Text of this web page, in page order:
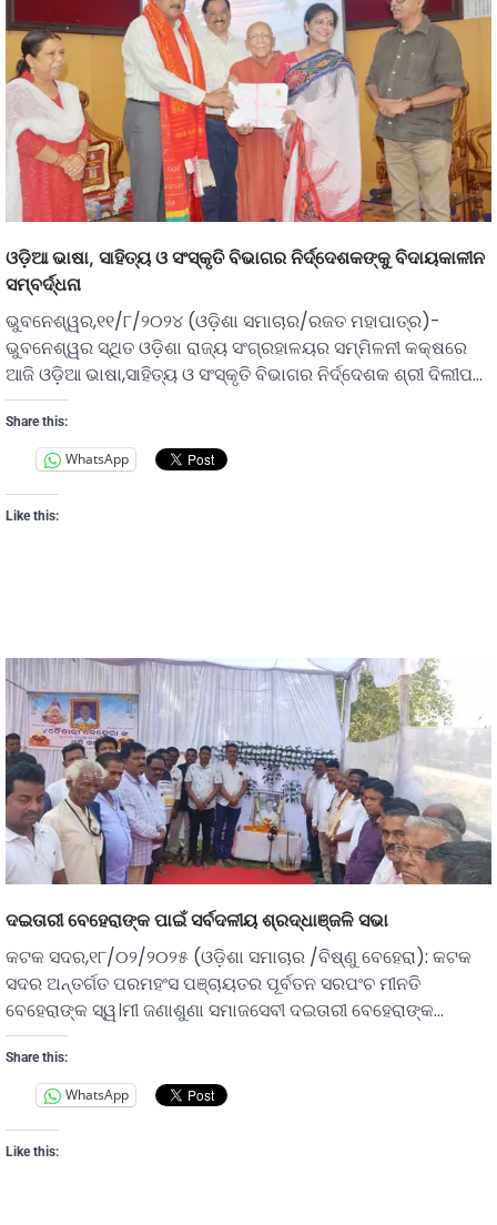
ଓଡ଼ିଆ ଭାଷା, ସାହିତ୍ୟ ଓ ସଂସ୍କୃତି ବିଭାଗର ନିର୍ଦ୍ଦେଶକଙ୍କୁ ବିଦାୟକାଳୀନ
ସମ୍ବର୍ଦ୍ଧନା
ଭୁବନେଶ୍ୱର,୧୧/୮/୨୦୨୪ (ଓଡ଼ିଶା ସମାଚାର/ରଜତ ମହାପାତ୍ର)-
ଭୁବନେଶ୍ୱର ସ୍ଥିତ ଓଡ଼ିଶା ରାଜ୍ୟ ସଂଗ୍ରହାଳୟର ସମ୍ମିଳନୀ କକ୍ଷରେ
ଆଜି ଓଡ଼ିଆ ଭାଷା,ସାହିତ୍ୟ ଓ ସଂସ୍କୃତି ବିଭାଗର ନିର୍ଦ୍ଦେଶକ ଶ୍ରୀ ଦିଲୀପ…
Share this:
WhatsApp
Like this:
ଦଇତାରୀ ବେହେରାଙ୍କ ପାଇଁ ସର୍ବଦଳୀୟ ଶ୍ରଦ୍ଧାଞ୍ଜଳି ସଭା
କଟକ ସଦର,୧୮/୦୨/୨୦୨୫ (ଓଡ଼ିଶା ସମାଚାର /ବିଷ୍ଣୁ ବେହେରା): କଟକ
ସଦର ଅନ୍ତର୍ଗତ ପରମହଂସ ପଞ୍ଚାୟତର ପୂର୍ବତନ ସରପଂଚ ମୀନତି
ବେହେରାଙ୍କ ସ୍ୱ।ମୀ ଜଣାଶୁଣା ସମାଜସେବୀ ଦଇତାରୀ ବେହେରାଙ୍କ…
Share this:
WhatsApp
Like this: